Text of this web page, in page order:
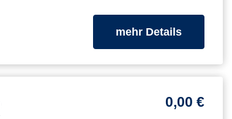
mehr Detailszum
0,00 €